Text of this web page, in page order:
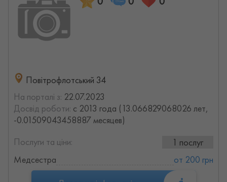
Повітрофлотський 34
На порталі з: 22.07.2023
Досвід роботи: с 2013 года (13.066829068026 лет,
-0.01509043458887 месяцев)
Послуги та ціни:
1 послуг
Медсестра
от 200 грн